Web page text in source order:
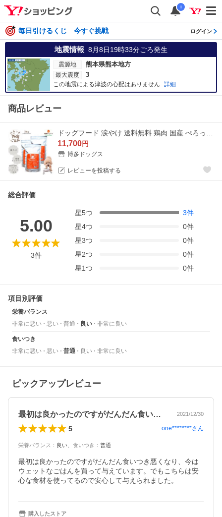
i
毎日引けるくじ 今すぐ挑戦 ログイン
地震情報 8月8日19時33分ごろ発生
震源地 熊本県熊本地方
最大震度 3
この地震による津波の心配はありません 詳細
商品レビュー
11,700円
博多ドッグス
レビューを投稿する
総合評価
5.00
3件
星5つ 3件
星4つ 0件
星3つ 0件
星2つ 0件
星1つ 0件
項目別評価
栄養バランス
非常に悪い
悪い 普通 良い 非常に良い
食いつき
非常に悪い
悪い 普通 良い 非常に良い
ピックアップレビュー
最初は良かったのですがだんだん食いつき… 2021/12/30
5 one********さん
栄養バランス ： 良い 食いつき ： 普通
最初は良かったのですがだんだん食いつき悪くなり、今は
ウェットなごはんを買って与えています。でもこちらは安
心な食材を使ってるので安心して与えられました。
購入したストア